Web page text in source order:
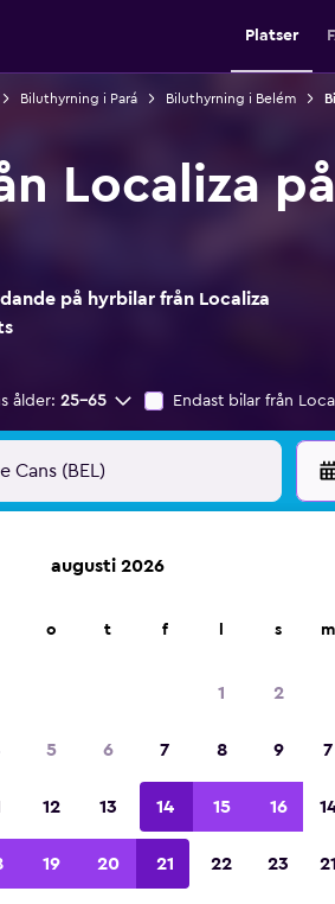
Platser
Biluthyrning i Pará Biluthyrning i Belém
Localiza
på hyrbilar från Localiza
ålder: 25-65 Endast bilar från
augusti 2026
o t f s
1 2
5 6 7 8 9
12 13 14 15 16
19 20 21 22 23
m
7
21